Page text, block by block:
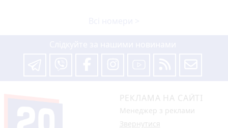
РЕКЛАМА НА САЙТІ
Менеджер з реклами
Звернутися